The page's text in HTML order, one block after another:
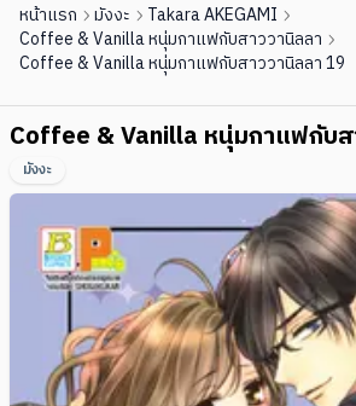
หน้าแรก มังงะ
Takara AKEGAMI
Coffee & Vanilla หนุ่มกาแฟกับสาววานิลลา
Coffee & Vanilla หนุ่มกาแฟกับสาววานิลลา 19
Coffee & Vanilla หนุ่มกาแฟกับส
มังงะ